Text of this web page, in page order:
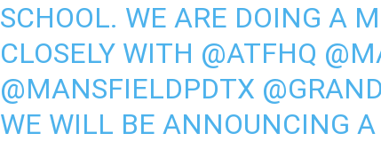
SCHOOL. WE ARE DOING A
CLOSELY WITH @ATFHQ
@MANSFIELDPDTX
WE WILL BE ANNOUNCING